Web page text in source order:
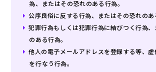
為、またはその恐れのある行為。
公序良俗に反する行為、またはその恐れのあ
犯罪行為もしくは犯罪行為に結びつく行為
のある行為。
他人の電子メールアドレスを登録する等、
を行なう行為。